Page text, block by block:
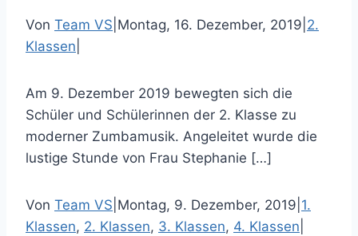
Von Team VS Montag, 16. Dezember, 2019 2.
Klassen
Am 9. Dezember 2019 bewegten sich die
Schüler und Schülerinnen der 2. Klasse zu
moderner Zumbamusik. Angeleitet wurde die
lustige Stunde von Frau Stephanie […]
Von Team VS Montag, 9. Dezember, 2019 1.
Klassen, 2. Klassen, 3. Klassen, 4. Klassen